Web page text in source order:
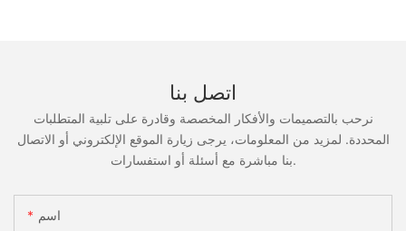
اتصل بنا
نرحب بالتصميمات والأفكار المخصصة وقادرة على تلبية المتطلبات
المحددة. لمزيد من المعلومات، يرجى زيارة الموقع الإلكتروني أو الاتصال
بنا مباشرة مع أسئلة أو استفسارات.
اسم